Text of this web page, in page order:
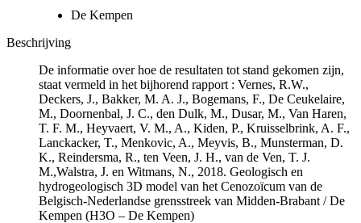
De Kempen
Beschrijving
De informatie over hoe de resultaten tot stand gekomen zijn,
staat vermeld in het bijhorend rapport : Vernes, R.W.,
Deckers, J., Bakker, M. A. J., Bogemans, F., De Ceukelaire,
M., Doornenbal, J. C., den Dulk, M., Dusar, M., Van Haren,
T. F. M., Heyvaert, V. M., A., Kiden, P., Kruisselbrink, A. F.,
Lanckacker, T., Menkovic, A., Meyvis, B., Munsterman, D.
K., Reindersma, R., ten Veen, J. H., van de Ven, T. J.
M.,Walstra, J. en Witmans, N., 2018. Geologisch en
hydrogeologisch 3D model van het Cenozoïcum van de
Belgisch-Nederlandse grensstreek van Midden-Brabant / De
Kempen (H3O – De Kempen)